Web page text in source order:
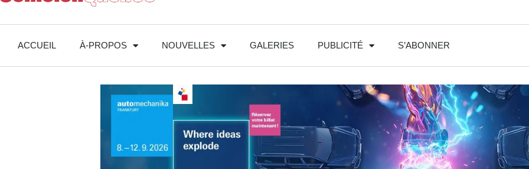
ACCUEIL À-PROPOS NOUVELLES GALERIES PUBLICITÉ S’ABONNER